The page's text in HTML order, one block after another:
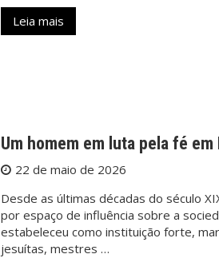
Leia mais
Um homem em luta pela fé em
22 de maio de 2026
Desde as últimas décadas do século
por espaço de influência sobre a
estabeleceu como instituição forte,
jesuítas, mestres …